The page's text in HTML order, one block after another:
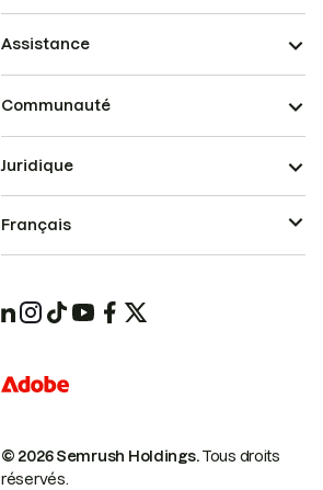
Assistance
Communauté
© 2026 Semrush Holdings.Tous droits
réservés.
Juridique
Français